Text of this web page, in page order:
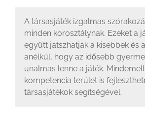
A társasjáték izgalmas
minden korosztálynak. Ezeket a
együtt játszhatják a kisebbek és
anélkül, hogy az idősebb
unalmas lenne a játék.
kompetencia terület is
társasjátékok segítségével.